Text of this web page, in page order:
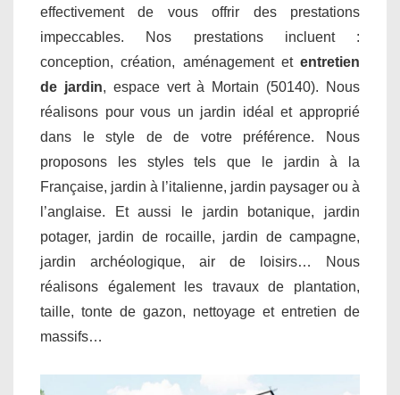
effectivement de vous offrir des prestations
impeccables. Nos prestations incluent :
conception, création, aménagement et entretien
de jardin, espace vert à Mortain (50140). Nous
réalisons pour vous un jardin idéal et approprié
dans le style de de votre préférence. Nous
proposons les styles tels que le jardin à la
Française, jardin à l’italienne, jardin paysager ou à
l’anglaise. Et aussi le jardin botanique, jardin
potager, jardin de rocaille, jardin de campagne,
jardin archéologique, air de loisirs… Nous
réalisons également les travaux de plantation,
taille, tonte de gazon, nettoyage et entretien de
massifs…